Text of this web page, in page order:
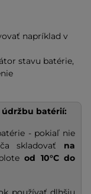
napríklad v
stavu batérie,
údržbu batérií:
- pokiaľ nie
skladovať na
od 10°C do